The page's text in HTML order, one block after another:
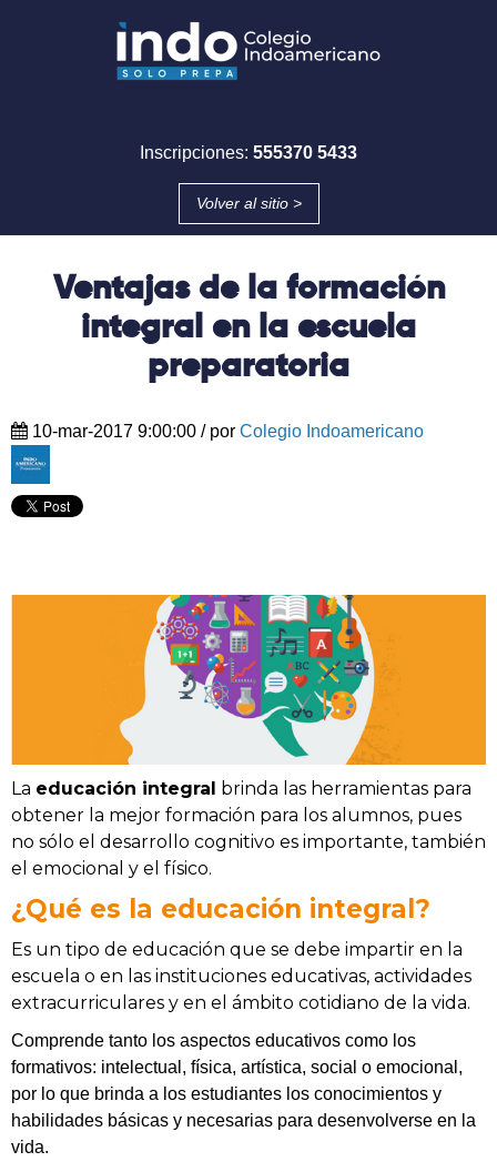
Inscripciones: 555370 5433
Volver al sitio >
Ventajas de la formación
integral en la escuela
preparatoria
10-mar-2017 9:00:00 / por Colegio Indoamericano
La educación integral brinda las herramientas para
obtener la mejor formación para los alumnos, pues
no sólo el desarrollo cognitivo es importante, también
el emocional y el físico.
¿Qué es la educación integral?
Es un tipo de educación que se debe impartir en la
escuela o en las instituciones educativas, actividades
extracurriculares y en el ámbito cotidiano de la vida.
Comprende tanto los aspectos educativos como los
formativos: intelectual, física, artística, social o emocional,
por lo que brinda a los estudiantes los conocimientos y
habilidades básicas y necesarias para desenvolverse en la
vida.